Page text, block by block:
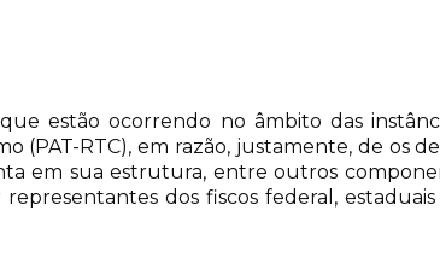
estão ocorrendo no âmbito das
(PAT-RTC), em razão, justamente, de os
em sua estrutura, entre outros
dos fiscos federal,